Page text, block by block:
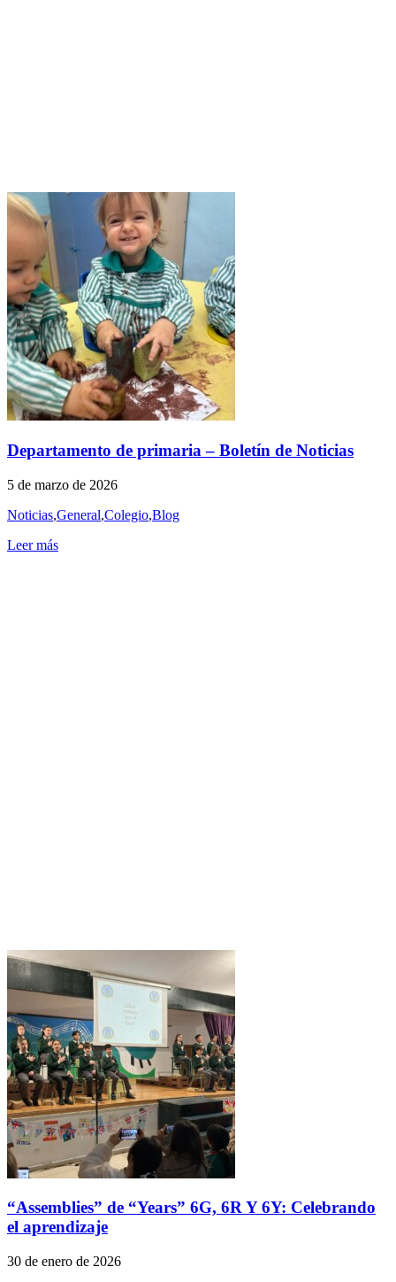
Departamento de primaria – Boletín de Noticias
5 de marzo de 2026
Noticias,General,Colegio,Blog
Leer más
“Assemblies” de “Years” 6G, 6R Y 6Y: Celebrando
el aprendizaje
30 de enero de 2026